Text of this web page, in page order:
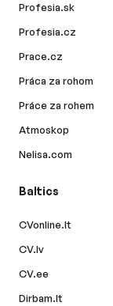
Profesia.sk
Profesia.cz
Prace.cz
Práca za rohom
Práce za rohem
Atmoskop
Nelisa.com
Baltics
CVonline.lt
CV.lv
CV.ee
Dirbam.lt